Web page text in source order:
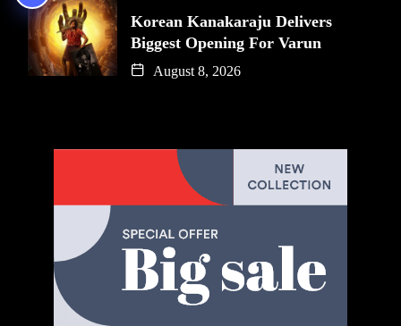
Korean Kanakaraju Delivers
Biggest Opening For Varun
August 8, 2026